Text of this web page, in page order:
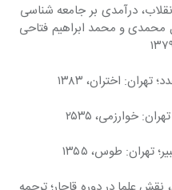
انقلاب، درآمدی بر جامعه شناسی
محمدی و محمد ابراهیم فتاحی